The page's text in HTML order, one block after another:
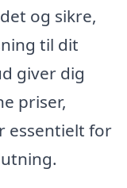
og sikre,
til dit
giver dig
priser,
essentielt for